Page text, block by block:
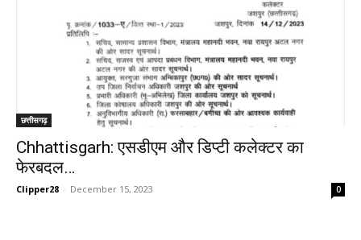
छत्तीसगढ़
Chhattisgarh: एसडीएम और डिप्टी कलेक्टर का
फेरबदल…
Clipper28 - December 15, 2023 0